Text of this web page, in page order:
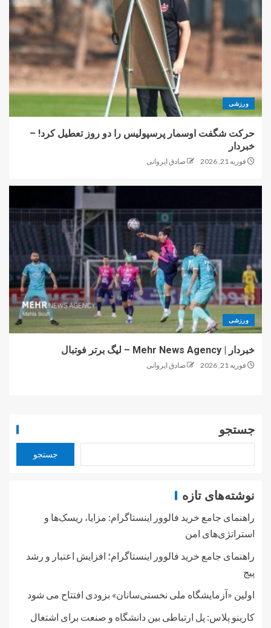
ورزشی
حرکت شگفت اوسمار پرسپولیس را دو روز تعطیل کرد! –
خبردار
فوریه 21, 2026 صادق ایروانی
ورزشی
خبردار | Mehr News Agency – لیگ برتر فوتبال
فوریه 21, 2026 صادق ایروانی
جستجو
جستجو
نوشته‌های تازه
راهنمای جامع خرید فالوور اینستاگرام: مزایا، ریسک‌ها و
استراتژی‌های امن
راهنمای جامع خرید فالوور اینستاگرام؛ افزایش اعتبار و رشد
پیج
اولین «آزمایشگاه ملی نخستی‌سانان» بزودی افتتاح می شود
کارینو پلاس: پل ارتباطی بین دانشگاه و صنعت برای اشتغال